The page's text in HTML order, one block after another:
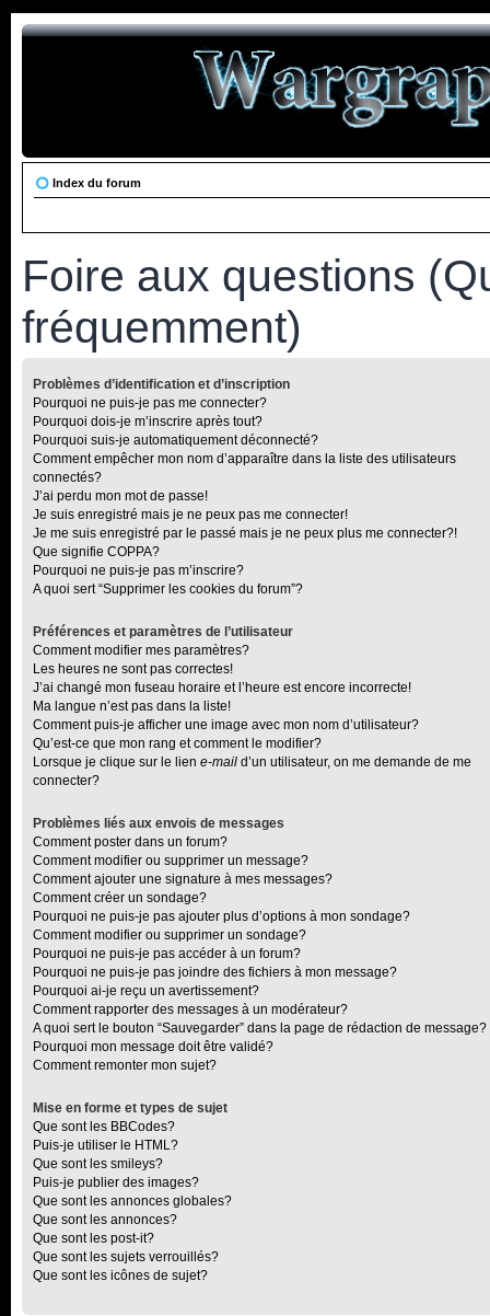
Index du forum
Foire aux questions
fréquemment)
Problèmes d’identification et d’inscription
Pourquoi ne puis-je pas me connecter?
Pourquoi dois-je m’inscrire après tout?
Pourquoi suis-je automatiquement déconnecté?
Comment empêcher mon nom d’apparaître dans la liste des utilisateurs
connectés?
J’ai perdu mon mot de passe!
Je suis enregistré mais je ne peux pas me connecter!
Je me suis enregistré par le passé mais je ne peux plus me connecter?!
Que signifie COPPA?
Pourquoi ne puis-je pas m’inscrire?
A quoi sert “Supprimer les cookies du forum”?
Préférences et paramètres de l’utilisateur
Comment modifier mes paramètres?
Les heures ne sont pas correctes!
J’ai changé mon fuseau horaire et l’heure est encore incorrecte!
Ma langue n’est pas dans la liste!
Comment puis-je afficher une image avec mon nom d’utilisateur?
Qu’est-ce que mon rang et comment le modifier?
Lorsque je clique sur le lien e-mail d’un utilisateur, on me demande de me
connecter?
Problèmes liés aux envois de messages
Comment poster dans un forum?
Comment modifier ou supprimer un message?
Comment ajouter une signature à mes messages?
Comment créer un sondage?
Pourquoi ne puis-je pas ajouter plus d’options à mon sondage?
Comment modifier ou supprimer un sondage?
Pourquoi ne puis-je pas accéder à un forum?
Pourquoi ne puis-je pas joindre des fichiers à mon message?
Pourquoi ai-je reçu un avertissement?
Comment rapporter des messages à un modérateur?
A quoi sert le bouton “Sauvegarder” dans la page de rédaction de message?
Pourquoi mon message doit être validé?
Comment remonter mon sujet?
Mise en forme et types de sujet
Que sont les BBCodes?
Puis-je utiliser le HTML?
Que sont les smileys?
Puis-je publier des images?
Que sont les annonces globales?
Que sont les annonces?
Que sont les post-it?
Que sont les sujets verrouillés?
Que sont les icônes de sujet?